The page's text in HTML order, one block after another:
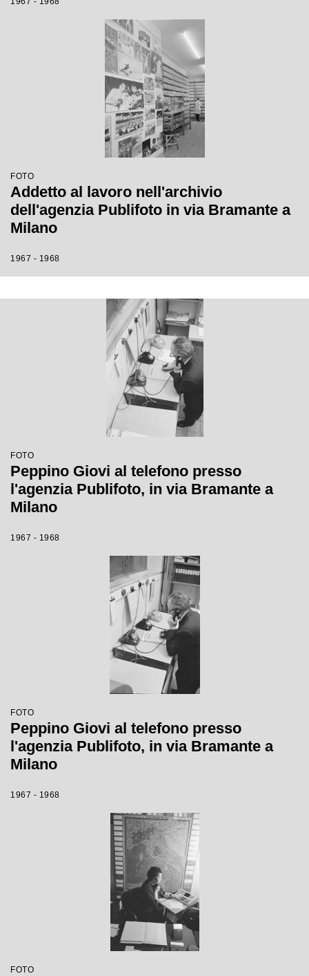
FOTO
Addetto al lavoro nell'archivio
dell'agenzia Publifoto in via Bramante a
Milano
1967 - 1968
FOTO
Peppino Giovi al telefono presso
l'agenzia Publifoto, in via Bramante a
Milano
1967 - 1968
FOTO
Peppino Giovi al telefono presso
l'agenzia Publifoto, in via Bramante a
Milano
1967 - 1968
FOTO